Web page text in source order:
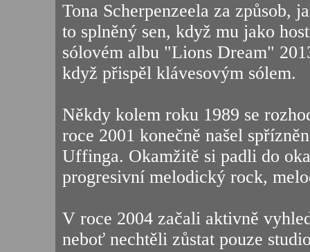
Tona Scherpenzeela za způsob,
to splněný sen, když mu jako
sólovém albu "Lions Dream"
když přispěl klávesovým sólem.
Někdy kolem roku 1989 se
roce 2001 konečně našel
Uffinga. Okamžitě si padli do
progresivní melodický rock,
V roce 2004 začali aktivně
neboť nechtěli zůstat pouze